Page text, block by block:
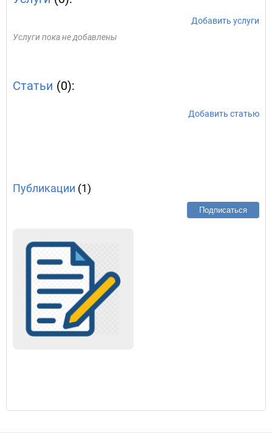
Добавить услуги
Услуги пока не добавлены
Статьи (0):
Добавить статью
Публикации (1)
Подписаться